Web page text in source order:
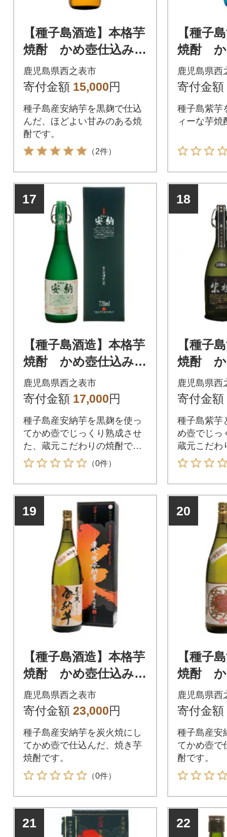
【種子島酒造】本格芋
焼酎 かめ壺仕込み
「夢尽蔵 安納」(25
度) 720ml×2本セッ
鹿児島県西之表市
寄付金額 15,000円
種子島産安納芋を黒麹で仕込
んだ、ほどよい甘みのある焼
酎です。
（2件）
【種子
焼酎 か
「紫(ゆ
がやき
鹿児島県西
寄付金額
種子島紫芋
ィーな芋焼
17
【種子島酒造】本格芋
焼酎 かめ壺仕込み
「黒麹造り 安納」(2
5度) 720ml×1本
鹿児島県西之表市
寄付金額 17,000円
種子島産安納芋を黒麹を使っ
てかめ壺でじっくり熟成させ
た、蔵元こだわりの焼酎で
す。
（0件）
18
【種子
焼酎 か
「紫極
ml×1本
鹿児島県西
寄付金額
種子島紫芋
め壺でじっ
蔵元こだわ
19
【種子島酒造】本格芋
焼酎 かめ壺仕込み
「炭火焼安納芋 原
酒」(37度) 1.8L×1本
鹿児島県西之表市
寄付金額 23,000円
種子島産安納芋を炭火焼にし
てかめ壺で仕込んだ、焼き芋
焼酎です。
（0件）
20
【種子
焼酎 か
「炭火
度)
鹿児島県西
寄付金額
種子島産安
てかめ壺で
酎です。
21 22